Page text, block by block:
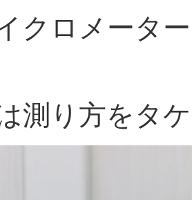
イクロメータ
測り方をタ